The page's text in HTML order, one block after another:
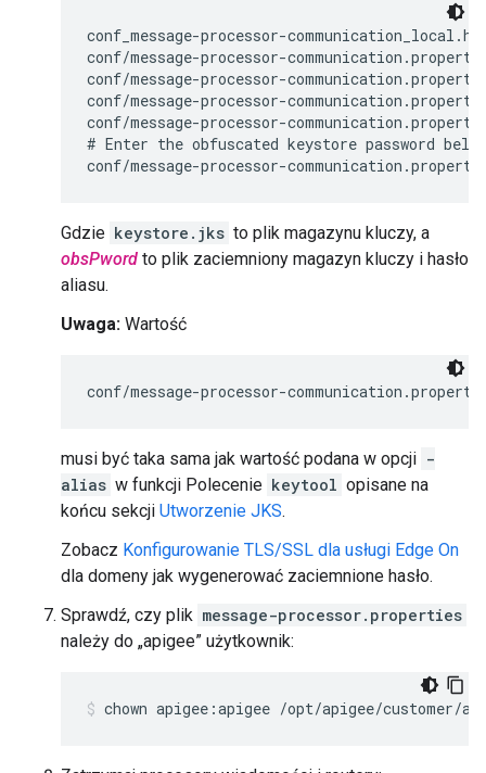
conf_message-processor-
conf/message-processor-
conf/message-processor-
conf/message-processor-
conf/message-processor-
# Enter the obfuscated keystore password
conf/message-processor-
Gdzie keystore.jks to plik magazynu kluczy, a
obsPword to plik zaciemniony magazyn kluczy i hasło
aliasu.
Uwaga: Wartość
conf/message-processor-
musi być taka sama jak wartość podana w opcji -
alias w funkcji Polecenie keytool opisane na
końcu sekcji Utworzenie JKS.
Zobacz Konfigurowanie TLS/SSL dla usługi Edge On
dla domeny jak wygenerować zaciemnione hasło.
Sprawdź, czy plik message-processor.properties
należy do „apigee” użytkownik:
chown apigee:apigee /opt/apigee/customer/